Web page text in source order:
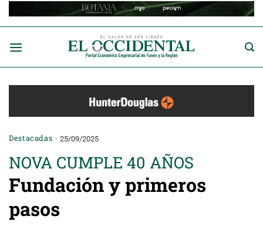
Destacadas 25/09/2025
NOVA CUMPLE 40 AÑOS
Fundación y primeros
pasos